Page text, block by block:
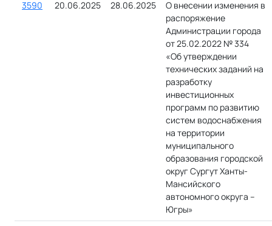
3590
20.06.2025 28.06.2025
О внесении изменения в
распоряжение
Администрации города
от 25.02.2022 № 334
«Об утверждении
технических заданий на
разработку
инвестиционных
программ по развитию
систем водоснабжения
на территории
муниципального
образования городской
округ Сургут Ханты-
Мансийского
автономного округа –
Югры»